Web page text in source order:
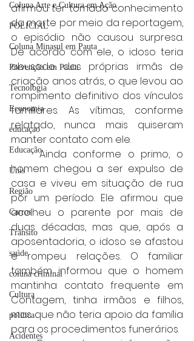
Coluna Arte e Cultura em Ação
POLICIAL
Coluna Minasul em Pauta
Prevenção em Pauta
Tecnologia
Economia
educaçao
Educação
Unis
Região
Carros
Trânsito
saúde
coluna criminal
Cultura
politica
Acidentes
afirmou ter tomado conhecimento
da morte por meio da reportagem,
o episódio não causou surpresa.
De acordo com ele, o idoso teria
abusado das próprias irmãs de
criação anos atrás, o que levou ao
rompimento definitivo dos vínculos
familiares. As vítimas, conforme
relatado, nunca mais quiseram
manter contato com ele.
	Ainda conforme o primo, o
homem chegou a ser expulso de
casa e viveu em situação de rua
por um período. Ele afirmou que
acolheu o parente por mais de
duas décadas, mas que, após a
aposentadoria, o idoso se afastou
e rompeu relações. O familiar
também informou que o homem
mantinha contato frequente em
Contagem, tinha irmãos e filhos,
mas que não teria apoio da família
para os procedimentos funerários.